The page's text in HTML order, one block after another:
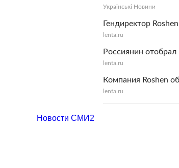
Українськi Новини
Гендиректор
lenta.ru
Россиянин
lenta.ru
Компания Roshen
lenta.ru
Новости СМИ2